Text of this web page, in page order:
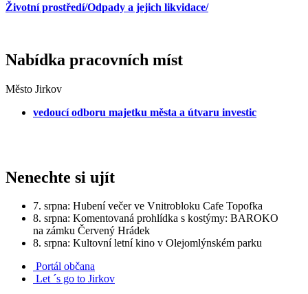
Životní prostředí/Odpady a jejich likvidace/
Nabídka pracovních míst
Město Jirkov
vedoucí odboru majetku města a útvaru investic
Nenechte si ujít
7. srpna: Hubení večer ve Vnitrobloku Cafe Topofka
8. srpna: Komentovaná prohlídka s kostýmy: BAROKO
na zámku Červený Hrádek
8. srpna: Kultovní letní kino v Olejomlýnském parku
Portál občana
Let ´s go to Jirkov